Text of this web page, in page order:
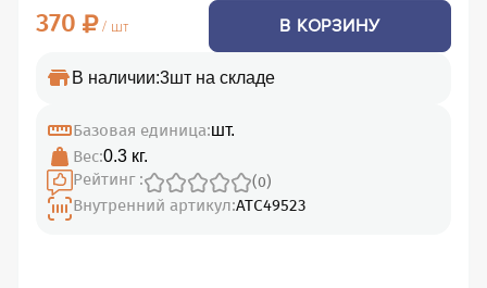
370
/ шт В КОРЗИНУ
В наличии:3шт на складе
Базовая единица:шт.
Вес:0.3 кг.
Рейтинг : (0)
Внутренний артикул:АТС49523